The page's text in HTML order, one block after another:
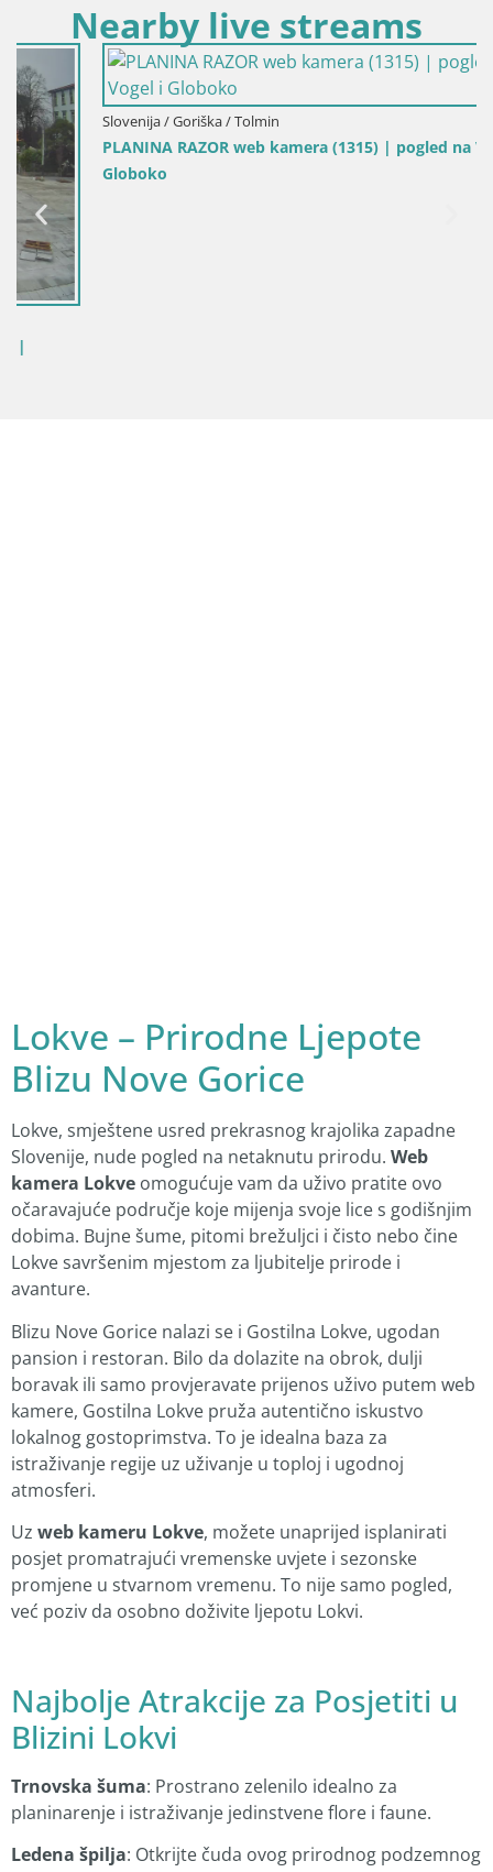
Nearby live streams
Slovenija / Goriška / Tolmin
PLANINA RAZOR web kamera (1315) | pogled na Vogel i
Globoko
Lokve – Prirodne Ljepote
Blizu Nove Gorice
Lokve, smještene usred prekrasnog krajolika zapadne
Slovenije, nude pogled na netaknutu prirodu. Web
kamera Lokve omogućuje vam da uživo pratite ovo
očaravajuće područje koje mijenja svoje lice s godišnjim
dobima. Bujne šume, pitomi brežuljci i čisto nebo čine
Lokve savršenim mjestom za ljubitelje prirode i
avanture.
Blizu Nove Gorice nalazi se i Gostilna Lokve, ugodan
pansion i restoran. Bilo da dolazite na obrok, dulji
boravak ili samo provjeravate prijenos uživo putem web
kamere, Gostilna Lokve pruža autentično iskustvo
lokalnog gostoprimstva. To je idealna baza za
istraživanje regije uz uživanje u toploj i ugodnoj
atmosferi.
Uz web kameru Lokve, možete unaprijed isplanirati
posjet promatrajući vremenske uvjete i sezonske
promjene u stvarnom vremenu. To nije samo pogled,
već poziv da osobno doživite ljepotu Lokvi.
Najbolje Atrakcije za Posjetiti u
Blizini Lokvi
Trnovska šuma: Prostrano zelenilo idealno za
planinarenje i istraživanje jedinstvene flore i faune.
Ledena špilja: Otkrijte čuda ovog prirodnog podzemnog